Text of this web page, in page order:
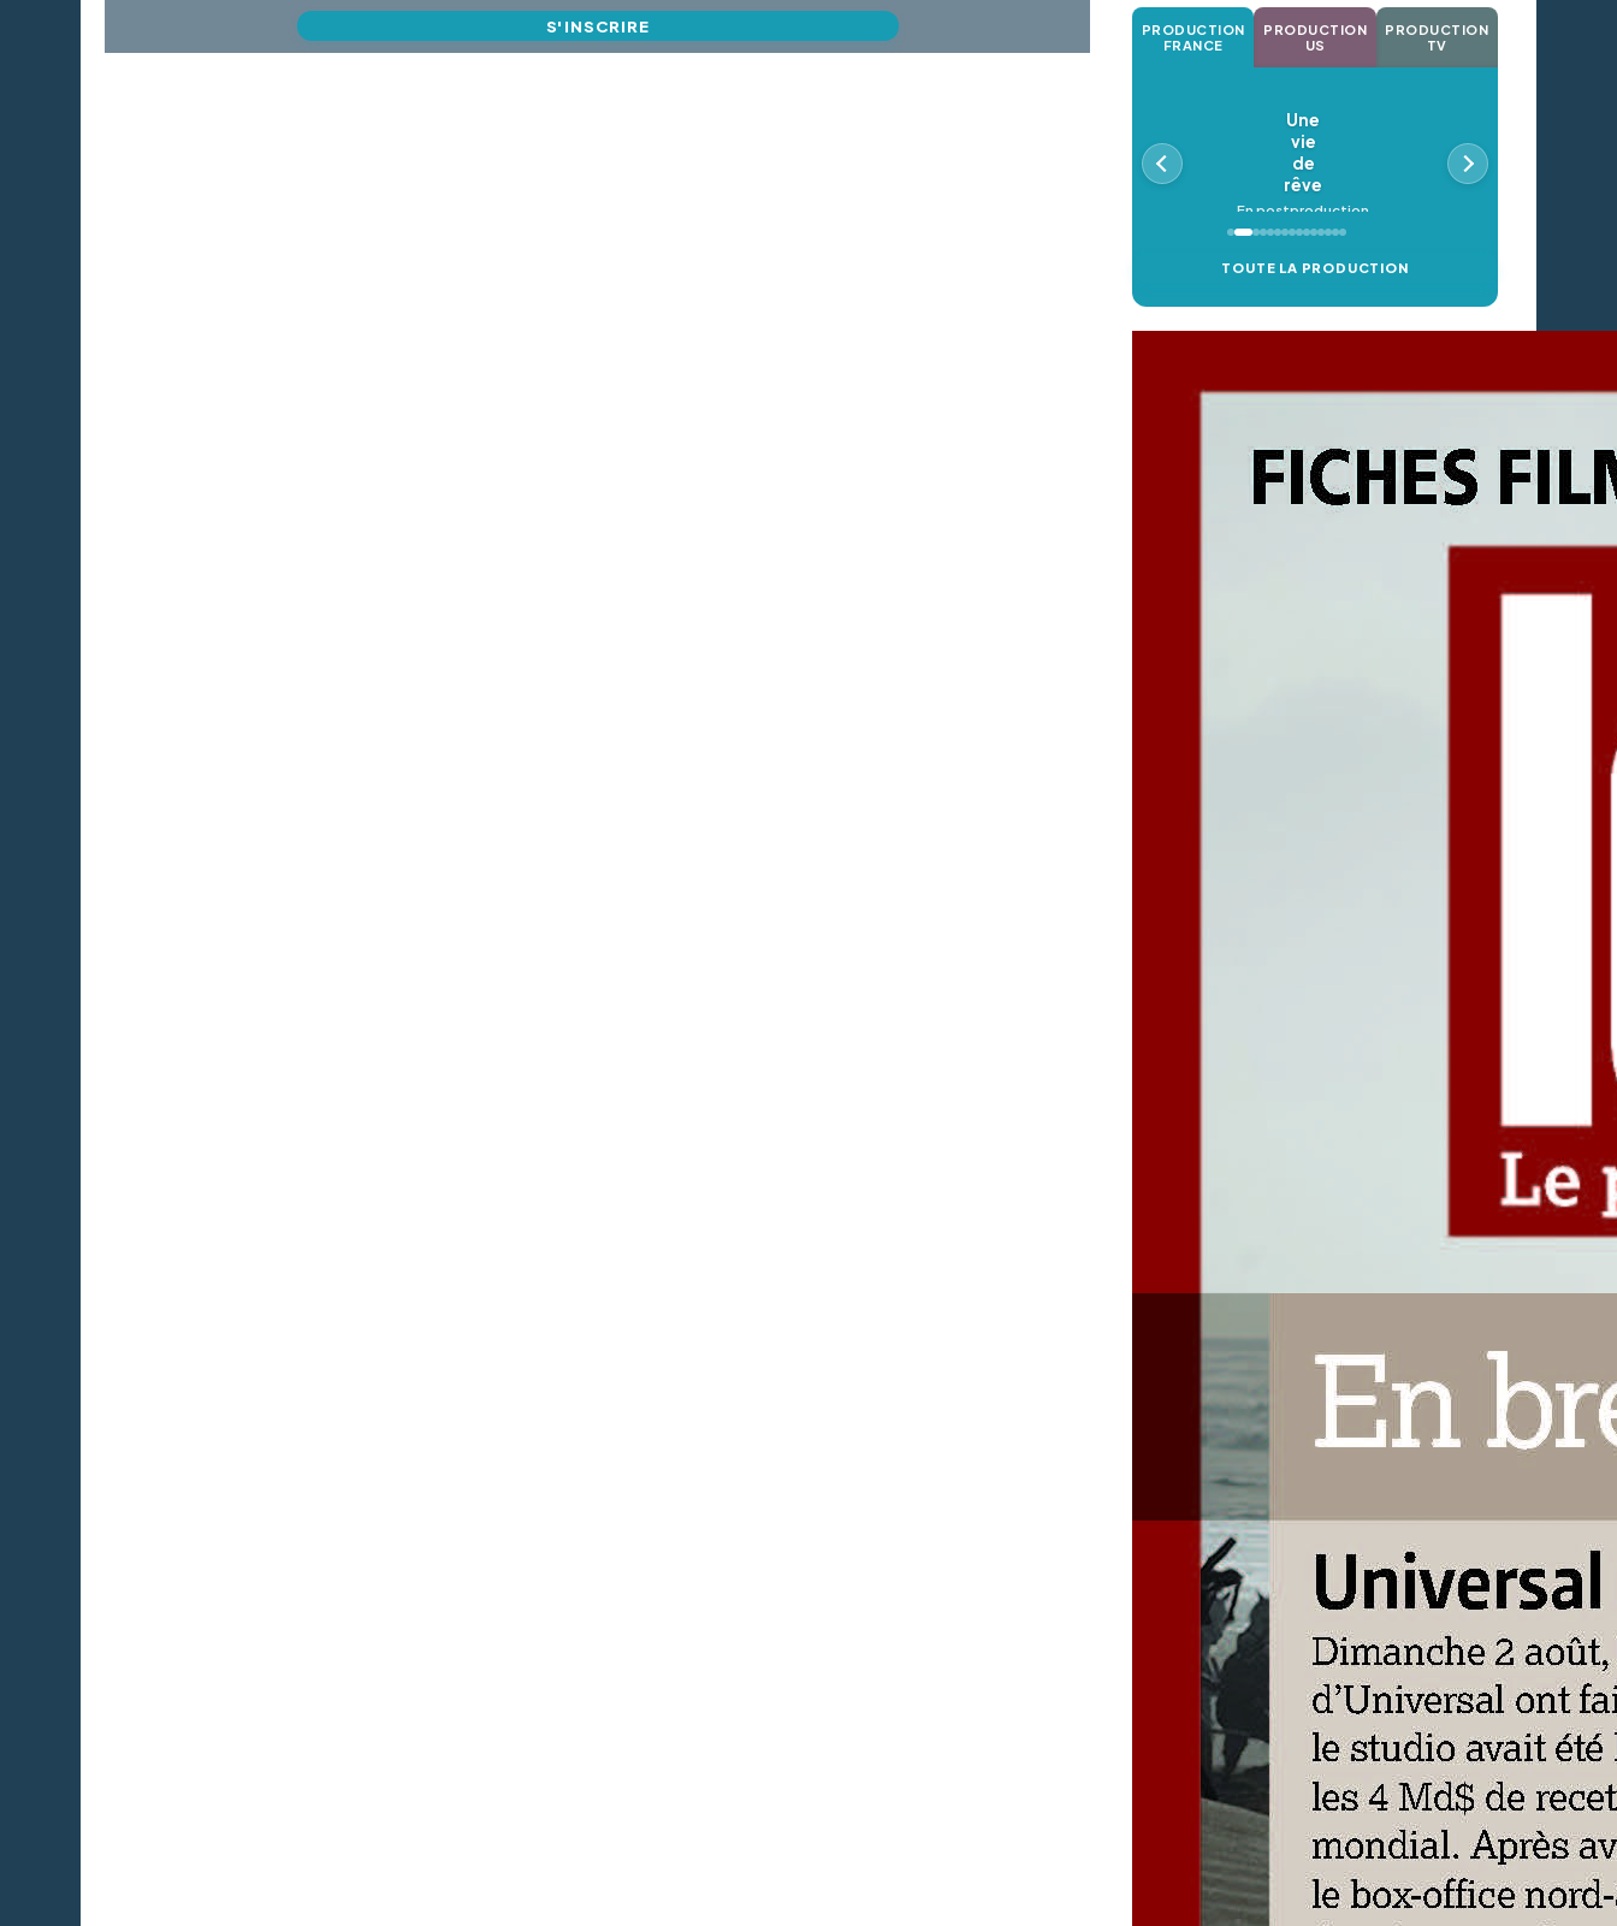
S'INSCRIRE
PRODUCTION
FRANCE
PRODUCTION
US
PRODUCTION
TV
Une
vie
de
rêve
En postproduction
TOUTE LA PRODUCTION